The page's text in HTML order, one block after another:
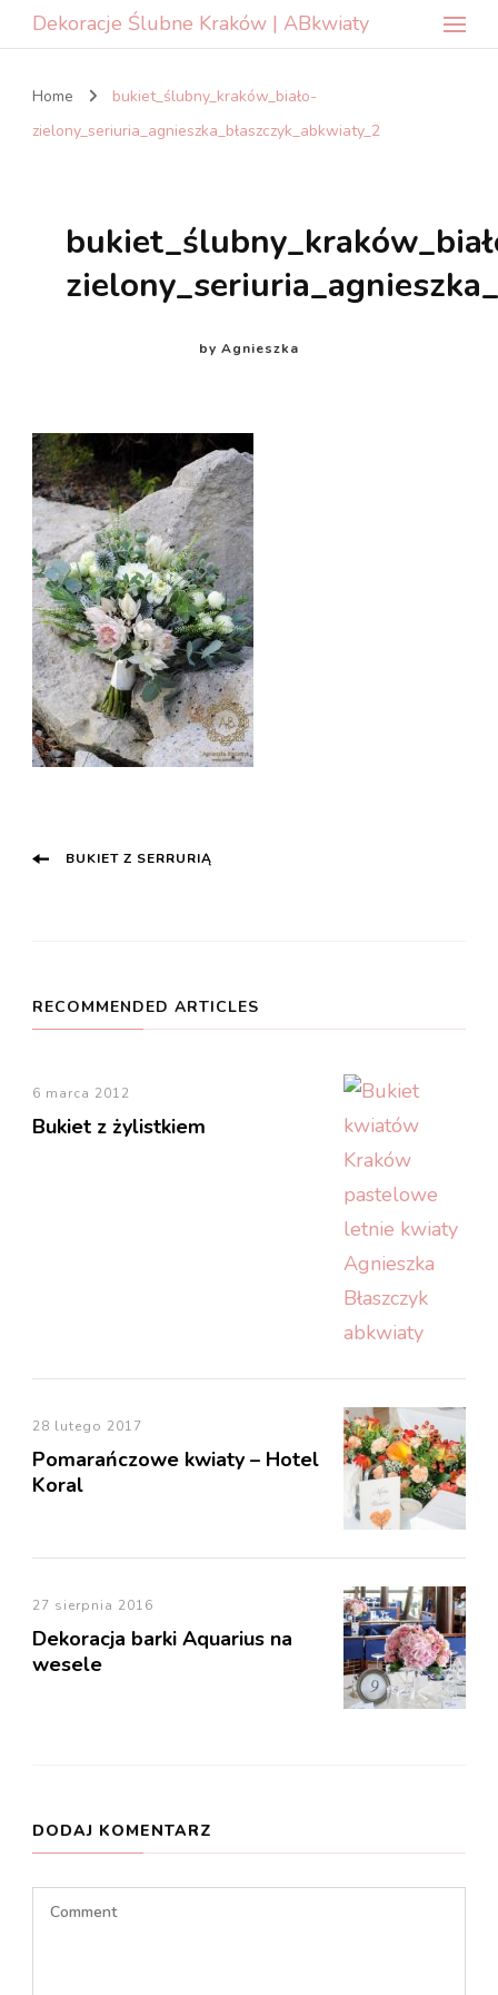
Dekoracje Ślubne Kraków | ABkwiaty
Home
bukiet_ślubny_kraków_biało-
zielony_seriuria_agnieszka_błaszczyk_abkwiaty_2
by Agnieszka
Post
BUKIET Z SERRURIĄ
RECOMMENDED ARTICLES
6 marca 2012
Bukiet z żylistkiem
28 lutego 2017
Pomarańczowe kwiaty – Hotel
Koral
27 sierpnia 2016
Dekoracja barki Aquarius na
wesele
DODAJ KOMENTARZ